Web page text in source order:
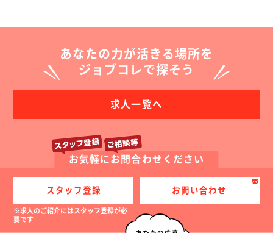
あなたの力が活きる場所を
ジョブコレで探そう
求人一覧へ
お気軽にお問合わせください
スタッフ登録
※求人のご紹介にはスタッフ登録が必
要です
お問い合わせ